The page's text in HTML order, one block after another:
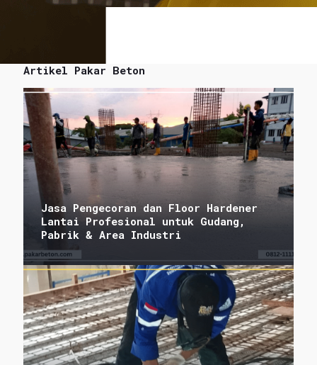
Artikel Pakar Beton
Jasa Pengecoran dan Floor Hardener
Lantai Profesional untuk Gudang,
Pabrik & Area Industri